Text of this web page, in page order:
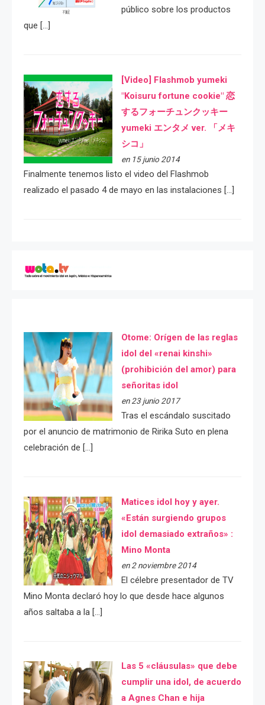
público sobre los productos
que […]
[Video] Flashmob yumeki
"Koisuru fortune cookie" 恋
するフォーチュンクッキー
yumeki エンタメ ver. 「メキ
シコ」
en 15 junio 2014
Finalmente tenemos listo el video del Flashmob
realizado el pasado 4 de mayo en las instalaciones […]
Otome: Orígen de las reglas
idol del «renai kinshi»
(prohibición del amor) para
señoritas idol
en 23 junio 2017
Tras el escándalo suscitado
por el anuncio de matrimonio de Ririka Suto en plena
celebración de […]
Matices idol hoy y ayer.
«Están surgiendo grupos
idol demasiado extraños» :
Mino Monta
en 2 noviembre 2014
El célebre presentador de TV
Mino Monta declaró hoy lo que desde hace algunos
años saltaba a la […]
Las 5 «cláusulas» que debe
cumplir una idol, de acuerdo
a Agnes Chan e hija